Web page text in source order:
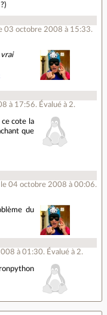
03 octobre 2008 à 15:33.
vrai
à 17:56. Évalué à 2.
ce cote la
que
le 04 octobre 2008 à 00:06.
du
à 01:30. Évalué à 2.